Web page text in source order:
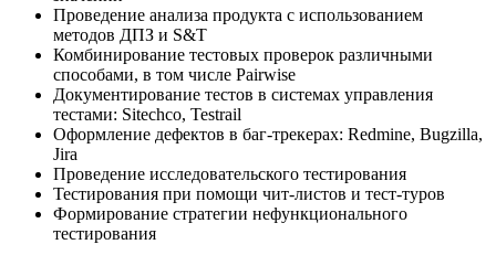
Проведение анализа продукта с использованием
методов ДПЗ и S&T
Комбинирование тестовых проверок различными
способами, в том числе Pairwise
Документирование тестов в системах управления
тестами: Sitechсo, Testrail
Оформление дефектов в баг-трекерах: Redmine, Bugzilla,
Jira
Проведение исследовательского тестирования
Тестирования при помощи чит-листов и тест-туров
Формирование стратегии нефункционального
тестирования